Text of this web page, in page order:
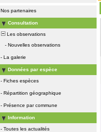
Nos partenaires
Consultation
Les observations
- Nouvelles observations
- La galerie
Données par espèce
- Fiches espèces
- Répartition géographique
- Présence par commune
Information
- Toutes les actualités